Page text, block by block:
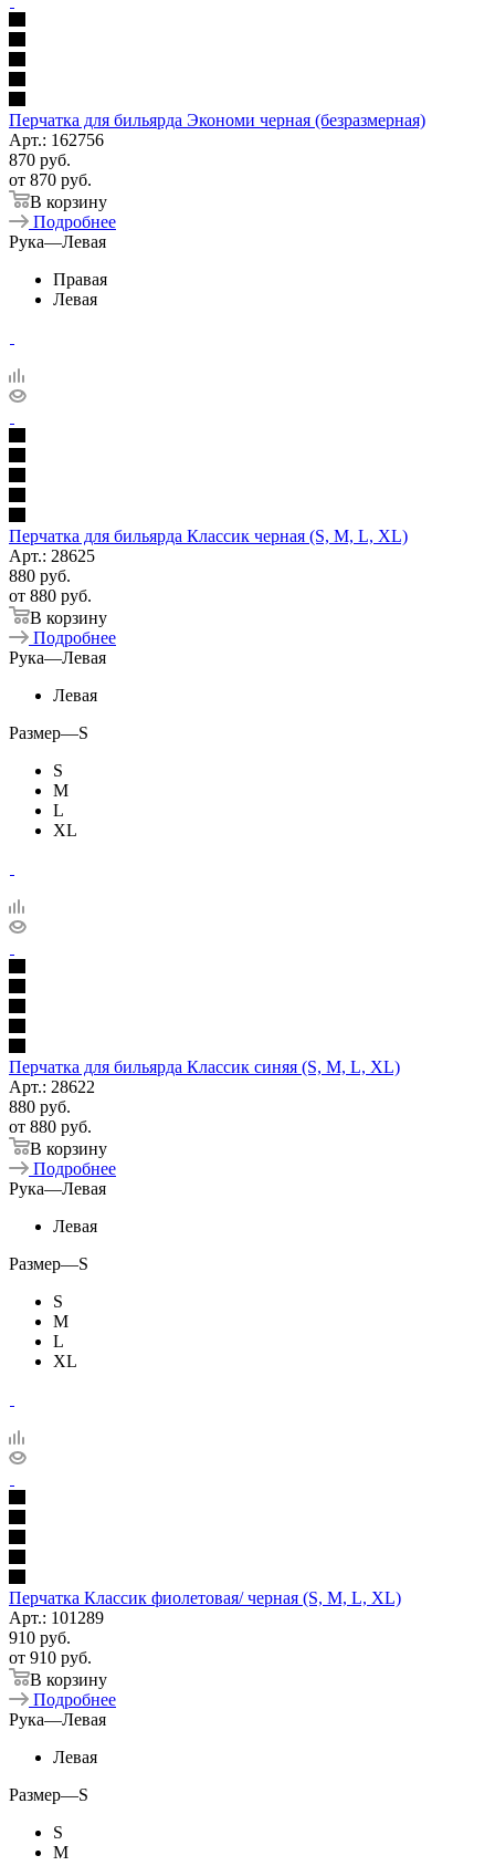
Перчатка для бильярда Экономи черная (безразмерная)
Арт.: 162756
870 руб.
от 870 руб.
В корзину
Подробнее
Рука—Левая
Правая
Левая
Перчатка для бильярда Классик черная (S, M, L, XL)
Арт.: 28625
880 руб.
от 880 руб.
В корзину
Подробнее
Рука—Левая
Левая
Размер—S
S
M
L
XL
Перчатка для бильярда Классик синяя (S, M, L, XL)
Арт.: 28622
880 руб.
от 880 руб.
В корзину
Подробнее
Рука—Левая
Левая
Размер—S
S
M
L
XL
Перчатка Классик фиолетовая/ черная (S, M, L, XL)
Арт.: 101289
910 руб.
от 910 руб.
В корзину
Подробнее
Рука—Левая
Левая
Размер—S
S
M